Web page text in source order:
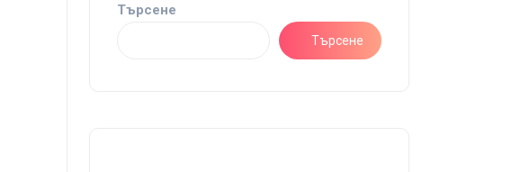
Търсене
Търсене